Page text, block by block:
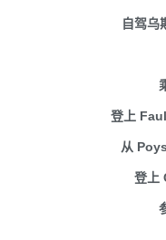
自驾乌
登上
从
登上